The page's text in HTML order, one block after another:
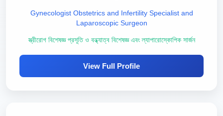
Gynecologist Obstetrics and Infertility Specialist and
Laparoscopic Surgeon
স্ত্রীরোগ বিশেষজ্ঞ প্রসূতি ও বন্ধ্যাত্ব বিশেষজ্ঞ এবং ল্যাপারোস্কোপিক সার্জন
View Full Profile